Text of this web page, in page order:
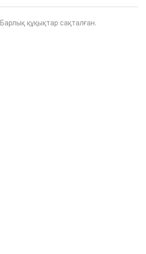
Барлық құқықтар сақталған.